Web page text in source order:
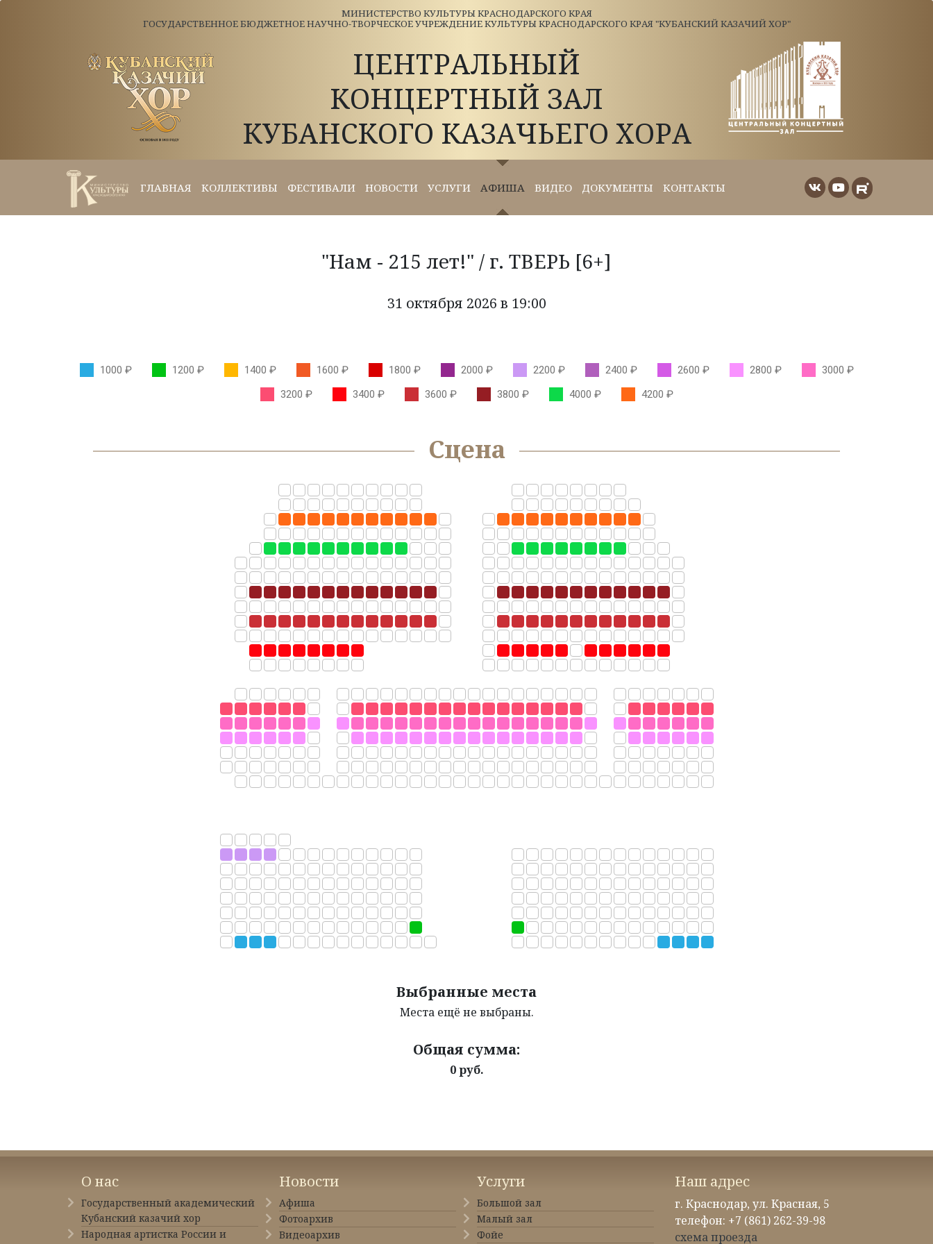
МИНИСТЕРСТВО КУЛЬТУРЫ КРАСНОДАРСКОГО КРАЯ
ГОСУДАРСТВЕННОЕ БЮДЖЕТНОЕ НАУЧНО-ТВОРЧЕСКОЕ УЧРЕЖДЕНИЕ КУЛЬТУРЫ КРАСНОДАРСКОГО КРАЯ "КУБАНСКИЙ КАЗАЧИЙ ХОР"
ЦЕНТРАЛЬНЫЙ
КОНЦЕРТНЫЙ ЗАЛ
КУБАНСКОГО КАЗАЧЬЕГО ХОРА
ГЛАВНАЯ КОЛЛЕКТИВЫ ФЕСТИВАЛИ НОВОСТИ УСЛУГИ АФИША ВИДЕО ДОКУМЕНТЫ КОНТАКТЫ
"Нам - 215 лет!" / г. ТВЕРЬ [6+]
31 октября 2026 в 19:00
1000 ₽ 1200 ₽ 1400 ₽ 1600 ₽ 1800 ₽ 2000 ₽ 2200 ₽ 2400 ₽ 2600 ₽ 2800 ₽
3000 ₽
3200 ₽
3400 ₽ 3600 ₽ 3800 ₽ 4000 ₽ 4200 ₽
Сцена
Выбранные места
Места ещё не выбраны.
Общая сумма:
0 руб.
О нас
Государственный академический
Кубанский казачий хор
Народная артистка России и
Новости
Афиша
Фотоархив
Видеоархив
Услуги
Большой зал
Малый зал
Фойе
Наш адрес
г. Краснодар, ул. Красная, 5
телефон: +7 (861) 262-39-98
схема проезда